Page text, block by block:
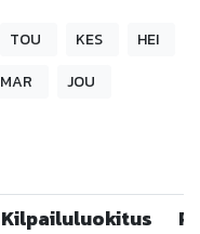
TOU KES
HEI
MAR JOU
Kilpailuluokitus